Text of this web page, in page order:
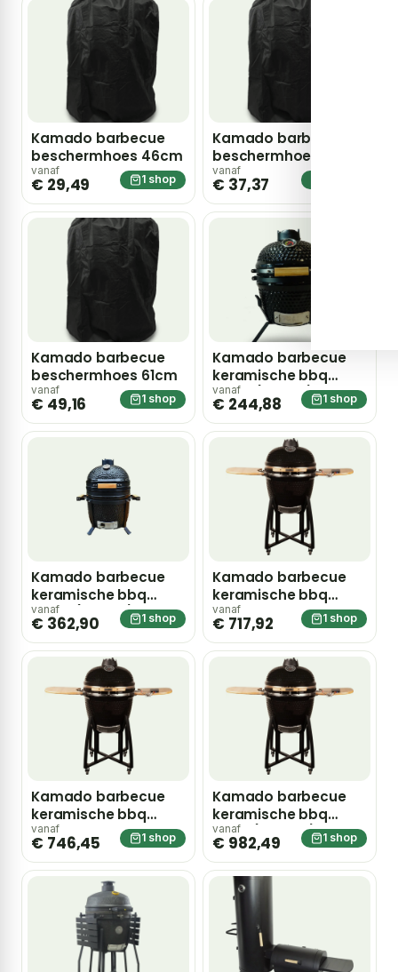
Kamado barbecue
beschermhoes 46cm
vanaf
€ 29,49 1 shop
Kamado barbecue
beschermhoes 53cm
vanaf
€ 37,37
Kamado barbecue
beschermhoes 61cm
vanaf
€ 49,16 1 shop
Kamado barbecue
keramische bbq
33cm (13 inch)
vanaf
€ 244,88 1 shop
Kamado barbecue
keramische bbq
36cm (15 inch)
vanaf
€ 362,90 1 shop
Kamado barbecue
keramische bbq
46cm
vanaf
€ 717,92 1 shop
Kamado barbecue
keramische bbq
53cm
vanaf
€ 746,45 1 shop
Kamado barbecue
keramische bbq
61cm (24 inch)
vanaf
€ 982,49 1 shop